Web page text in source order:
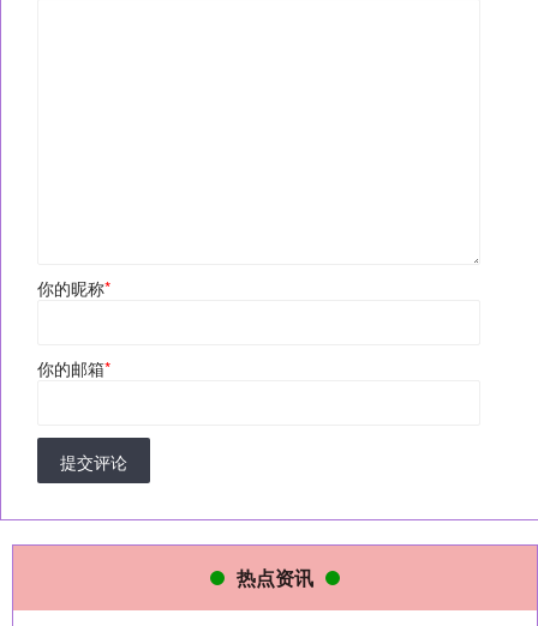
你的昵称*
你的邮箱*
提交评论
热点资讯